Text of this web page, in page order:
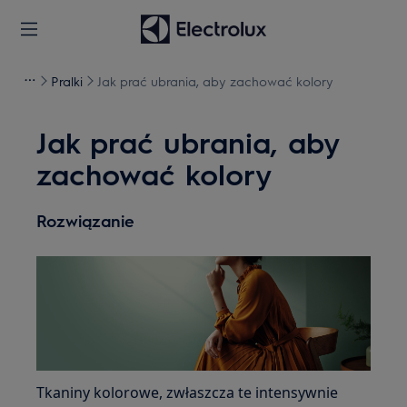
Pralki Jak prać ubrania, aby zachować kolory
Jak prać ubrania, aby
zachować kolory
Rozwiązanie
Tkaniny kolorowe, zwłaszcza te intensywnie